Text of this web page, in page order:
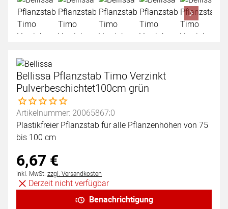
Bellissa Pflanzstab Timo Verzinkt
Pulverbeschichtet100cm grün
Noch keine Bewertungen abgegeben
Artikelnummer: 20065867;0
Plastikfreier Pflanzstab für alle Pflanzenhöhen von 75
bis 100 cm
6,67 €
Steuerhinweis:
inkl. MwSt. zzgl. Versandkosten
Derzeit nicht verfügbar
Benachrichtigung